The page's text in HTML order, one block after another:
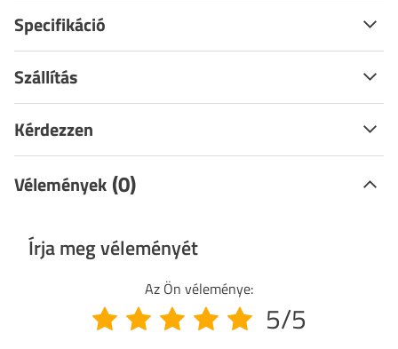
Specifikáció
Szállítás
Kérdezzen
Vélemények (0)
Írja meg véleményét
Az Ön véleménye:
5/5